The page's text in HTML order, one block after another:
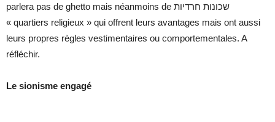
parlera pas de ghetto mais néanmoins de שכונות חרדיות
« quartiers religieux » qui offrent leurs avantages mais ont aussi
leurs propres règles vestimentaires ou comportementales. A
réfléchir.
Le sionisme engagé